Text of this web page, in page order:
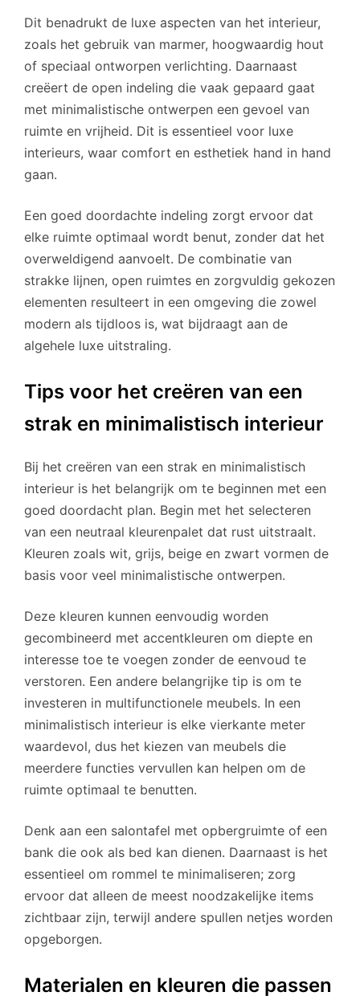
Dit benadrukt de luxe aspecten van het interieur,
zoals het gebruik van marmer, hoogwaardig hout
of speciaal ontworpen verlichting. Daarnaast
creëert de open indeling die vaak gepaard gaat
met minimalistische ontwerpen een gevoel van
ruimte en vrijheid. Dit is essentieel voor luxe
interieurs, waar comfort en esthetiek hand in hand
gaan.
Een goed doordachte indeling zorgt ervoor dat
elke ruimte optimaal wordt benut, zonder dat het
overweldigend aanvoelt. De combinatie van
strakke lijnen, open ruimtes en zorgvuldig gekozen
elementen resulteert in een omgeving die zowel
modern als tijdloos is, wat bijdraagt aan de
algehele luxe uitstraling.
Tips voor het creëren van een
strak en minimalistisch interieur
Bij het creëren van een strak en minimalistisch
interieur is het belangrijk om te beginnen met een
goed doordacht plan. Begin met het selecteren
van een neutraal kleurenpalet dat rust uitstraalt.
Kleuren zoals wit, grijs, beige en zwart vormen de
basis voor veel minimalistische ontwerpen.
Deze kleuren kunnen eenvoudig worden
gecombineerd met accentkleuren om diepte en
interesse toe te voegen zonder de eenvoud te
verstoren. Een andere belangrijke tip is om te
investeren in multifunctionele meubels. In een
minimalistisch interieur is elke vierkante meter
waardevol, dus het kiezen van meubels die
meerdere functies vervullen kan helpen om de
ruimte optimaal te benutten.
Denk aan een salontafel met opbergruimte of een
bank die ook als bed kan dienen. Daarnaast is het
essentieel om rommel te minimaliseren; zorg
ervoor dat alleen de meest noodzakelijke items
zichtbaar zijn, terwijl andere spullen netjes worden
opgeborgen.
Materialen en kleuren die passen